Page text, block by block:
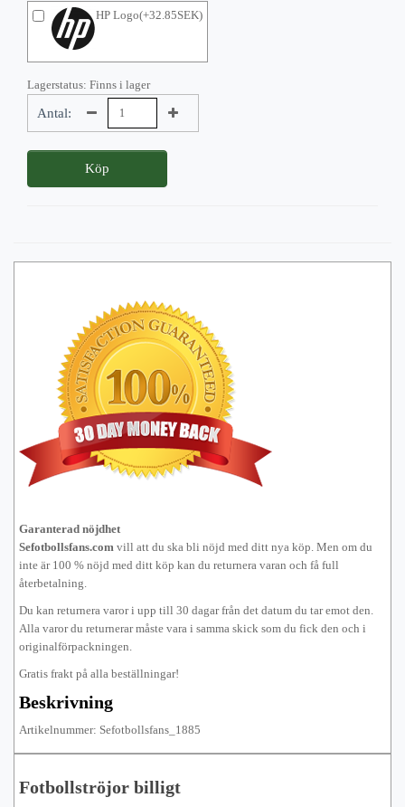
HP Logo(+32.85SEK)
Lagerstatus: Finns i lager
Antal:
Köp
Garanterad nöjdhet
Sefotbollsfans.com vill att du ska bli nöjd med ditt nya köp. Men om du
inte är 100 % nöjd med ditt köp kan du returnera varan och få full
återbetalning.
Du kan returnera varor i upp till 30 dagar från det datum du tar emot den.
Alla varor du returnerar måste vara i samma skick som du fick den och i
originalförpackningen.
Gratis frakt på alla beställningar!
Beskrivning
Artikelnummer: Sefotbollsfans_1885
Fotbollströjor billigt